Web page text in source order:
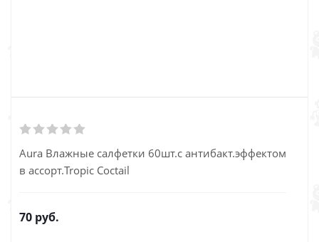
Aura Влажные салфетки 60шт.с антибакт.эффектом
в ассорт.Tropic Coctail
70 руб.